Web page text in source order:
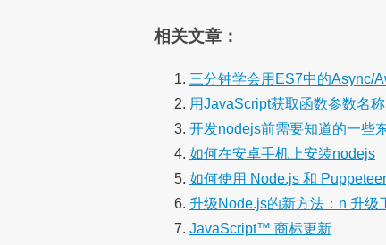
相关文章：
三分钟学会用ES7中的Async/
用JavaScript获取函数参数名称
开发nodejs前需要知道的一些
如何在安卓手机上安装nodejs
如何使用 Node.js 和
升级Node.js的新方法：n 升级
JavaScript™ 商标更新